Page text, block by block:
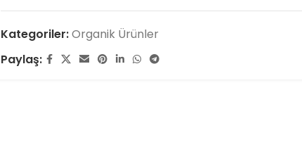
Kategoriler:Organik Ürünler
Paylaş: